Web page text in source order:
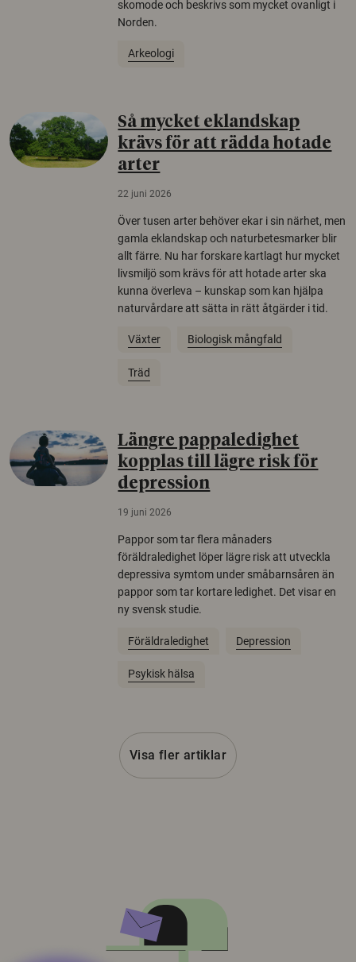
skomode och beskrivs som mycket ovanligt i
Norden.
Arkeologi
Så mycket eklandskap
krävs för att rädda hotade
arter
22 juni 2026
Över tusen arter behöver ekar i sin närhet, men
gamla eklandskap och naturbetesmarker blir
allt färre. Nu har forskare kartlagt hur mycket
livsmiljö som krävs för att hotade arter ska
kunna överleva – kunskap som kan hjälpa
naturvårdare att sätta in rätt åtgärder i tid.
Växter Biologisk mångfald
Träd
Längre pappaledighet
kopplas till lägre risk för
depression
19 juni 2026
Pappor som tar flera månaders
föräldraledighet löper lägre risk att utveckla
depressiva symtom under småbarnsåren än
pappor som tar kortare ledighet. Det visar en
ny svensk studie.
Föräldraledighet Depression
Psykisk hälsa
Visa fler artiklar